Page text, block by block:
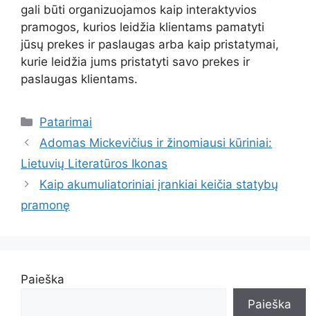
gali būti organizuojamos kaip interaktyvios
pramogos, kurios leidžia klientams pamatyti
jūsų prekes ir paslaugas arba kaip pristatymai,
kurie leidžia jums pristatyti savo prekes ir
paslaugas klientams.
Kategorijos
Patarimai
Adomas Mickevičius ir žinomiausi kūriniai:
Lietuvių Literatūros Ikonas
Kaip akumuliatoriniai įrankiai keičia statybų
pramonę
Paieška
Paieška